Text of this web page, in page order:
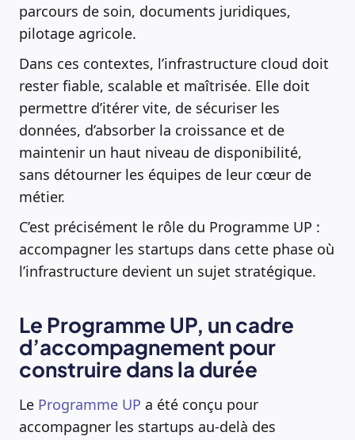
parcours de soin, documents juridiques,
pilotage agricole.
Dans ces contextes, l’infrastructure cloud doit
rester fiable, scalable et maîtrisée. Elle doit
permettre d’itérer vite, de sécuriser les
données, d’absorber la croissance et de
maintenir un haut niveau de disponibilité,
sans détourner les équipes de leur cœur de
métier.
C’est précisément le rôle du Programme UP :
accompagner les startups dans cette phase où
l’infrastructure devient un sujet stratégique.
Le Programme UP, un cadre
d’accompagnement pour
construire dans la durée
Le Programme UP a été conçu pour
accompagner les startups au-delà des